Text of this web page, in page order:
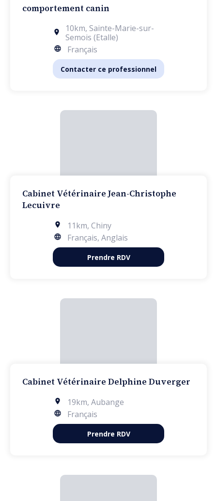
comportement canin
10km, Sainte-Marie-sur-
Semois (Etalle)
Français
Contacter ce professionnel
Cabinet Vétérinaire Jean-Christophe
Lecuivre
11km, Chiny
Français, Anglais
Prendre RDV
Cabinet Vétérinaire Delphine Duverger
19km, Aubange
Français
Prendre RDV